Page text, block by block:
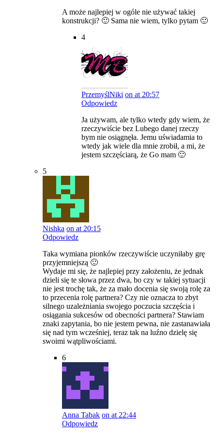
A może najlepiej w ogóle nie używać takiej
konstrukcji? 🙂 Sama nie wiem, tylko pytam 🙂
4
PrzemyślNiki on at 20:57
Odpowiedz
Ja używam, ale tylko wtedy gdy wiem, że
rzeczywiście bez Lubego danej rzeczy
bym nie osiągnęła. Jemu uświadamia to
wtedy jak wiele dla mnie zrobił, a mi, że
jestem szczęściarą, że Go mam 🙂
5
Nishka on at 20:15
Odpowiedz
Taka wymiana pionków rzeczywiście uczyniłaby grę
przyjemniejszą 🙂
Wydaje mi się, że najlepiej przy założeniu, że jednak
dzieli się te słowa przez dwa, bo czy w takiej sytuacji
nie jest trochę tak, że za mało docenia się swoją rolę za
to przecenia rolę partnera? Czy nie oznacza to zbyt
silnego uzależniania swojego poczucia szczęścia i
osiągania sukcesów od obecności partnera? Stawiam
znaki zapytania, bo nie jestem pewna, nie zastanawiała
się nad tym wcześniej, teraz tak na luźno dzielę się
swoimi wątpliwościami.
6
Anna Tabak on at 22:44
Odpowiedz